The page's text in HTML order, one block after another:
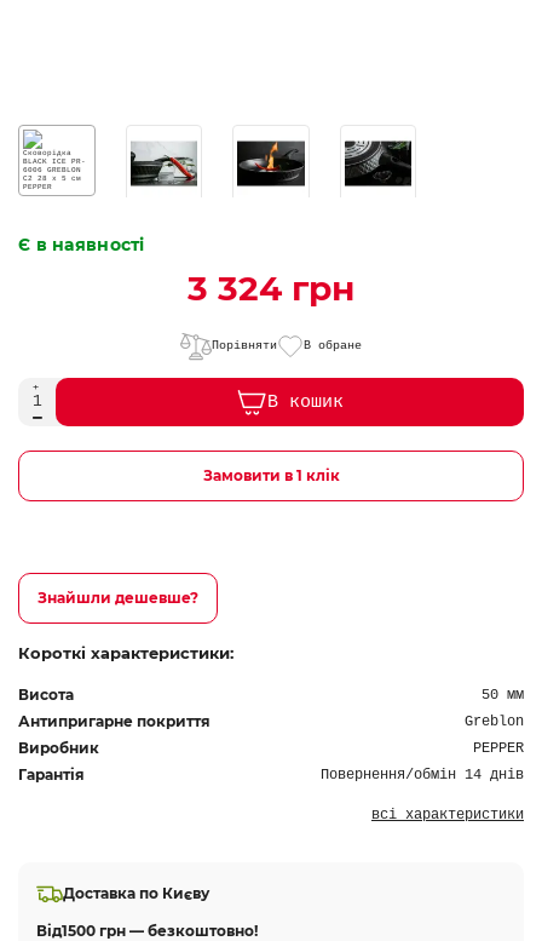
Є в наявності
3 324 грн
Порівняти В обране
В кошик
Замовити в 1 клік
Знайшли дешевше?
Короткі характеристики:
Висота 50 мм
Антипригарне покриття Greblon
Виробник PEPPER
Гарантія Повернення/обмін 14 днів
всі характеристики
Доставка по Києву
Від1500 грн — безкоштовно!